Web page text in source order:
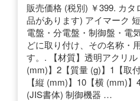
販売価格 (税別) ￥399. カ
品があります) アイマーク
電盤・分電盤・制御盤・電
どに取り付け、その名称・
す。. 【材質】透明アクリ
(mm)】2【質量 (g)】1【取
【縦 (mm)】10【横 (mm)
(JIS書体) 制御機器 …